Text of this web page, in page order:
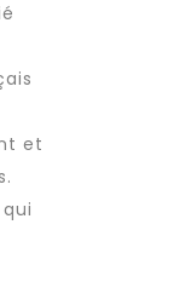
et